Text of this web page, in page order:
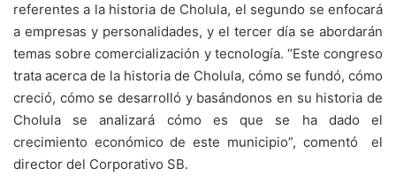
referentes a la historia de Cholula, el segundo se enfocará
a empresas y personalidades, y el tercer día se abordarán
temas sobre comercialización y tecnología. “Este congreso
trata acerca de la historia de Cholula, cómo se fundó, cómo
creció, cómo se desarrolló y basándonos en su historia de
Cholula se analizará cómo es que se ha dado el
crecimiento económico de este municipio”, comentó el
director del Corporativo SB.